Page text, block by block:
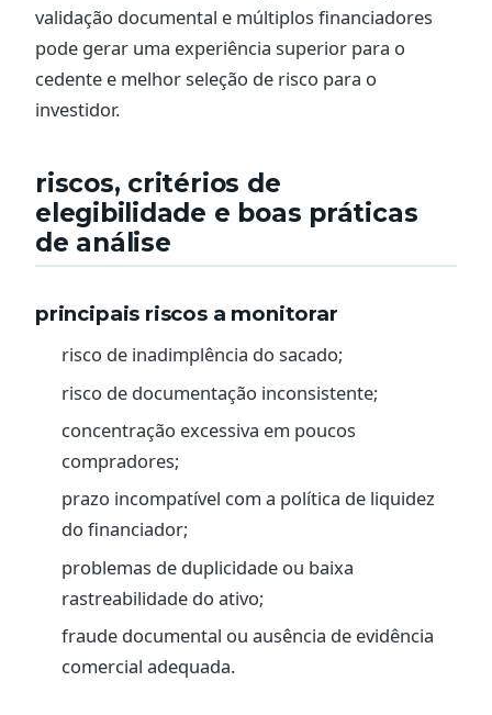
validação documental e múltiplos financiadores
pode gerar uma experiência superior para o
cedente e melhor seleção de risco para o
investidor.
riscos, critérios de
elegibilidade e boas práticas
de análise
principais riscos a monitorar
risco de inadimplência do sacado;
risco de documentação inconsistente;
concentração excessiva em poucos
compradores;
prazo incompatível com a política de liquidez
do financiador;
problemas de duplicidade ou baixa
rastreabilidade do ativo;
fraude documental ou ausência de evidência
comercial adequada.